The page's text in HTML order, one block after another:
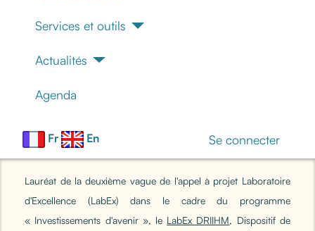
Services et outils
Actualités
Agenda
Fr En Se connecter
Lauréat de la deuxième vague de l'appel à projet Laboratoire
d'Excellence (LabEx) dans le cadre du programme
« Investissements d'avenir », le LabEx DRIIHM, Dispositif de